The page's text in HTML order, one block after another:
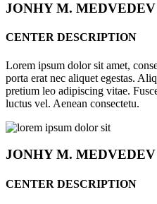
JONHYM. MEDVEDEV
CENTER DESCRIPTION
Lorem ipsum dolor sit amet,
porta erat nec aliquet egestas.
pretium leo adipiscing vitae.
luctus vel. Aenean consectetu.
JONHYM. MEDVEDEV
CENTER DESCRIPTION